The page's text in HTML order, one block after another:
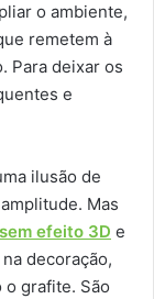
o ambiente,
remetem à
Para deixar os
e
ilusão de
Mas
efeito 3D e
decoração,
grafite. São